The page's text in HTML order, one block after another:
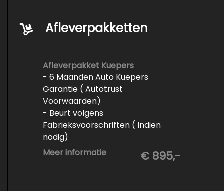
Afleverpakketten
Afleverpakket Kuepers
- 6 Maanden Auto Kuepers
Garantie ( Autotrust
Voorwaarden)
- Beurt volgens
Fabrieksvoorschriften ( Indien
nodig)
- Minimaal 6 maanden APK
- Minimaal 3 mm banden profiel
Meer informatie € 895,-